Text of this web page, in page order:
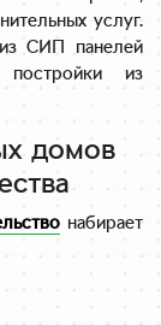
услуг.
СИП панелей
из
домов
набирает